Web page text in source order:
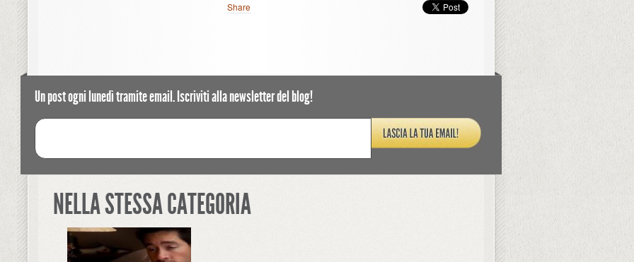
Share
Un post ogni lunedì tramite email. Iscriviti alla newsletter del blog!
NELLA STESSA CATEGORIA